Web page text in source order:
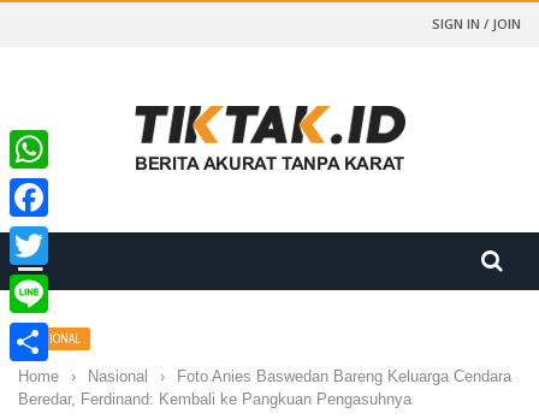
SIGN IN / JOIN
NASIONAL
Home › Nasional ›
Foto Anies Baswedan Bareng Keluarga Cendara
Beredar, Ferdinand: Kembali ke Pangkuan Pengasuhnya
WhatsApp
Facebook
Twitter
Line
Share